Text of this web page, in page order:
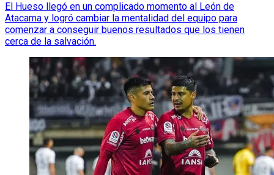
El Hueso llegó en un complicado momento al León de
Atacama y logró cambiar la mentalidad del equipo para
comenzar a conseguir buenos resultados que los tienen
cerca de la salvación.